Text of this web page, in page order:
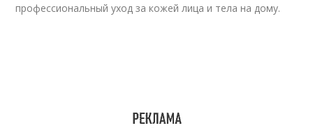
профессиональный уход за кожей лица и тела на дому.